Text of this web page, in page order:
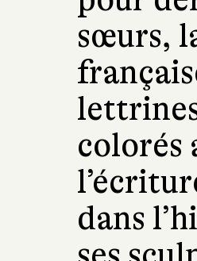
sœurs,
colorés
dans